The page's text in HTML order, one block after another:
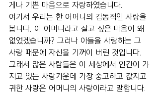
게나 기쁜 마음으로 자랑하였습니다.
여기서 우리는 한 어머니의 감동적인 사랑을
봅니다. 이 어머니라고 살고 싶은 마음이 왜
없었겠습니까? 그러나 아들을 사랑하는 그
사랑 때문에 자신을 기꺼이 버린 것입니다.
그래서 많은 사람들은 이 세상에서 인간이 가
지고 있는 사랑가운데 가장 숭고하고 값지고
귀한 사랑은 어머니의 사랑이라고 말합니다.